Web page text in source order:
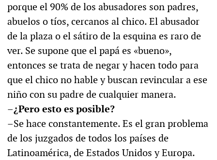
porque el 90% de los abusadores son padres,
abuelos o tíos, cercanos al chico. El abusador
de la plaza o el sátiro de la esquina es raro de
ver. Se supone que el papá es «bueno»,
entonces se trata de negar y hacen todo para
que el chico no hable y buscan revincular a ese
niño con su padre de cualquier manera.
–¿Pero esto es posible?
–Se hace constantemente. Es el gran problema
de los juzgados de todos los países de
Latinoamérica, de Estados Unidos y Europa.